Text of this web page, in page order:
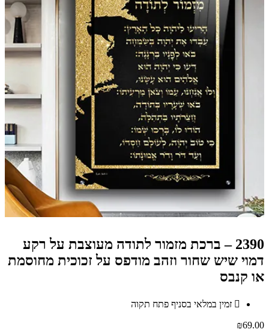
2390 – ברכת מזמור לתודה מעוצבת על רקע
דמוי שיש שחור וזהב מודפס על זכוכית מחוסמת
או קנבס
זמין במלאי בסניף פתח תקוה
₪69.00